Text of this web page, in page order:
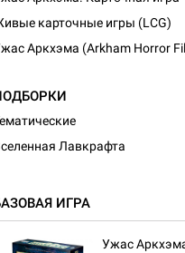
карточные игры (LCG)
Аркхэма (Arkham Horror
Лавкрафта
ИГРА
Ужас